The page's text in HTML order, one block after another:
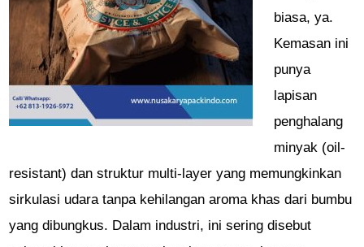
biasa, ya.
Kemasan ini
punya
lapisan
penghalang
minyak (oil-
resistant) dan struktur multi-layer yang memungkinkan
sirkulasi udara tanpa kehilangan aroma khas dari bumbu
yang dibungkus. Dalam industri, ini sering disebut